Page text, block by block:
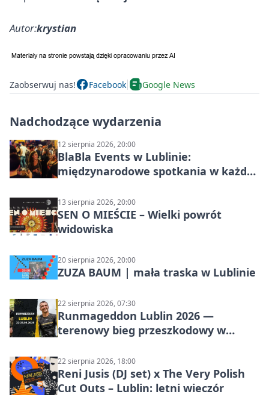
Autor:krystian
Zaobserwuj nas! Facebook Google News
Nadchodzące wydarzenia
12 sierpnia 2026, 20:00
BlaBla Events w Lublinie:
międzynarodowe spotkania w każdą
13 sierpnia 2026, 20:00
SEN O MIEŚCIE – Wielki powrót
widowiska
20 sierpnia 2026, 20:00
ZUZA BAUM | mała traska w Lublinie
22 sierpnia 2026, 07:30
Runmageddon Lublin 2026 —
terenowy bieg przeszkodowy w
22 sierpnia 2026, 18:00
Reni Jusis (DJ set) x The Very Polish
Cut Outs – Lublin: letni wieczór